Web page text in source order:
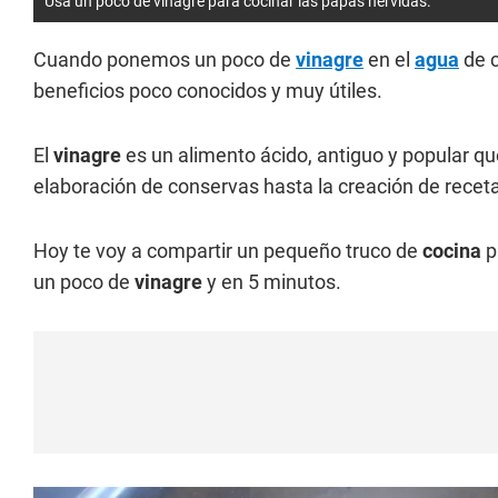
Cuando ponemos un poco de vinagreen el agua de
beneficios poco conocidos y muy útiles.
El vinagrees un alimento ácido, antiguo y popular
elaboración de conservas hasta la creación de
Hoy te voy a compartir un pequeño truco de cocina
un poco de vinagrey en 5 minutos.